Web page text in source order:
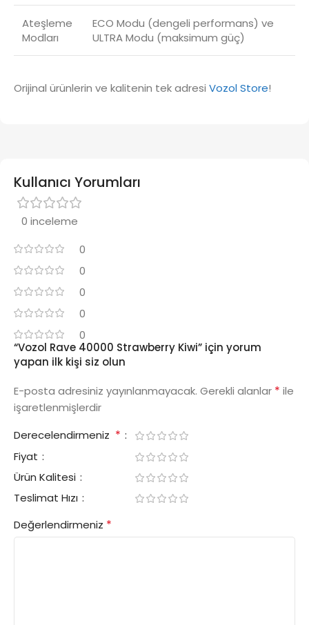
Ateşleme
Modları
ECO Modu (dengeli performans) ve
ULTRA Modu (maksimum güç)
Orijinal ürünlerin ve kalitenin tek adresi Vozol Store!
Kullanıcı Yorumları
0 inceleme
0
0
0
0
0
“Vozol Rave 40000 Strawberry Kiwi” için yorum
yapan ilk kişi siz olun
E-posta adresiniz yayınlanmayacak. Gerekli alanlar * ile
işaretlenmişlerdir
Derecelendirmeniz *
Fiyat
Ürün Kalitesi
Teslimat Hızı
Değerlendirmeniz *